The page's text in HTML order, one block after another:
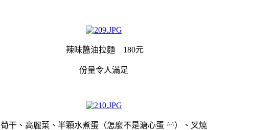
辣味醬油拉麵 180元
份量令人滿足
荀干、高麗菜、半顆水煮蛋（怎麼不是溏心蛋 ）、叉燒